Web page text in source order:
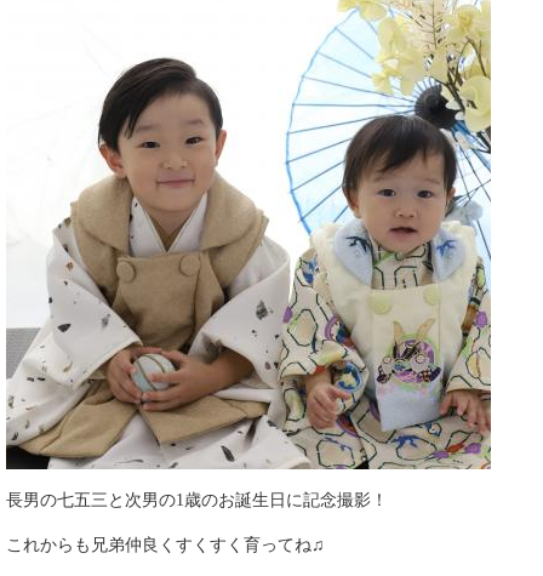
長男の七五三と次男の1歳のお誕生日に記念撮影！
これからも兄弟仲良くすくすく育ってね♫